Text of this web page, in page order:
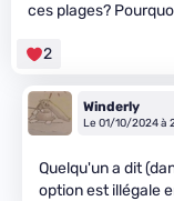
ces plages?
2
Winderly
Le 01/10/2024 à
Quelqu'un a dit
option est illégale